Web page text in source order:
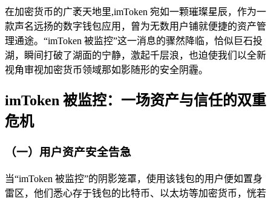
在加密货币的广袤天地里,imToken 宛如一颗璀璨星辰，作为一
款声名远扬的数字钱包应用，曾为无数用户铺就便捷的资产管
理通途。“imToken 被监控”这一消息的骤然降临，恰似巨石投
湖，瞬间打破了湖面的宁静，激起千层浪，也迫使我们以全新
视角审视加密货币领域那如影随形的安全阴霾。
imToken 被监控：一场资产与信任的双重
危机
（一）用户资产安全告急
当“imToken 被监控”的阴影笼罩，使用该钱包的用户便如置身
雷区，他们悉心存于钱包的比特币、以太坊等加密货币，恍若